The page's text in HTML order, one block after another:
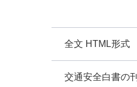
全文 HTML形式
交通安全白書の